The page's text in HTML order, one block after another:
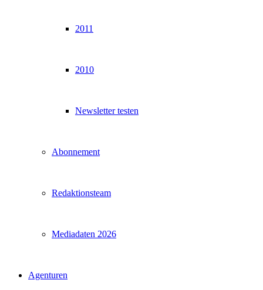
2011
2010
Newsletter testen
Abonnement
Redaktionsteam
Mediadaten 2026
Agenturen